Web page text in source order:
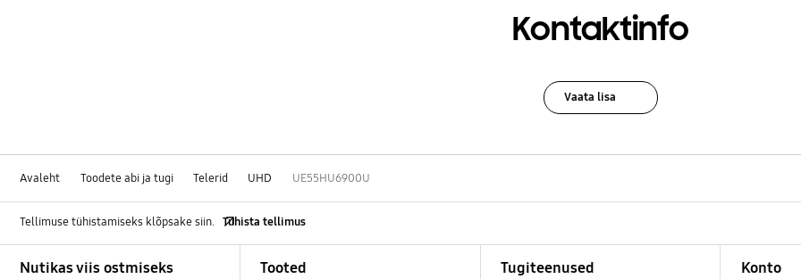
Kontaktinfo
Vaata lisa
Avaleht Toodete abi ja tugi Telerid UHD UE55HU6900U
Tellimuse tühistamiseks klõpsake siin. Tühista tellimus
Nutikas viis ostmiseks Tooted Tugiteenused Konto